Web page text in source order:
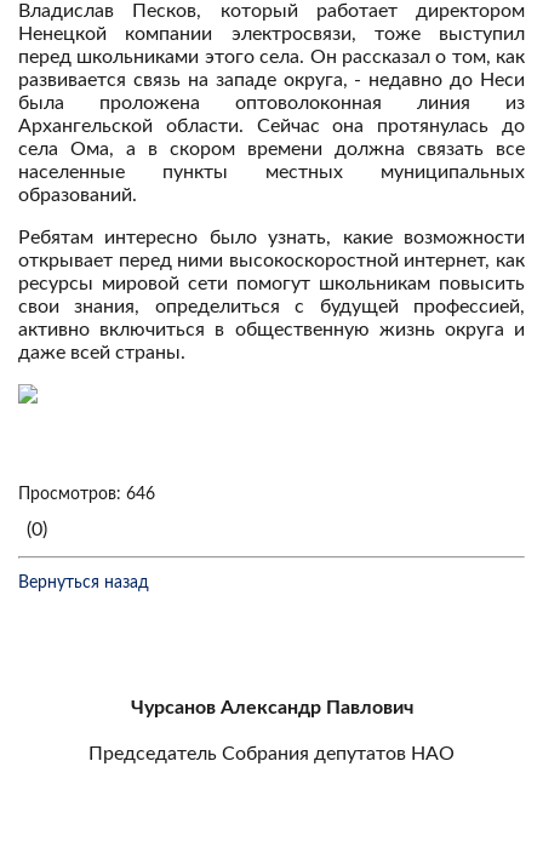
Владислав Песков, который работает директором
Ненецкой компании электросвязи, тоже выступил
перед школьниками этого села. Он рассказал о том, как
развивается связь на западе округа, - недавно до Неси
была проложена оптоволоконная линия из
Архангельской области. Сейчас она протянулась до
села Ома, а в скором времени должна связать все
населенные пункты местных муниципальных
образований.
Ребятам интересно было узнать, какие возможности
открывает перед ними высокоскоростной интернет, как
ресурсы мировой сети помогут школьникам повысить
свои знания, определиться с будущей профессией,
активно включиться в общественную жизнь округа и
даже всей страны.
Просмотров: 646
(0)
Вернуться назад
Чурсанов Александр Павлович
Председатель Собрания депутатов НАО